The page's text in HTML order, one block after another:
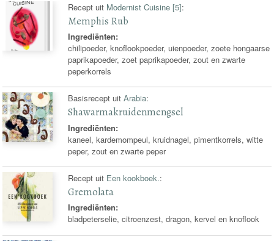
Recept uit Modernist Cuisine [5]:
Memphis Rub
Ingrediënten:
chilipoeder, knoflookpoeder, uienpoeder, zoete hongaarse
paprikapoeder, zoet paprikapoeder, zout en zwarte
peperkorrels
Basisrecept uitArabia:
Shawarmakruidenmengsel
Ingrediënten:
kaneel, kardemompeul, kruidnagel, pimentkorrels, witte
peper, zout en zwarte peper
Recept uit Een kookboek.:
Gremolata
Ingrediënten:
bladpeterselie, citroenzest, dragon, kervel en knoflook